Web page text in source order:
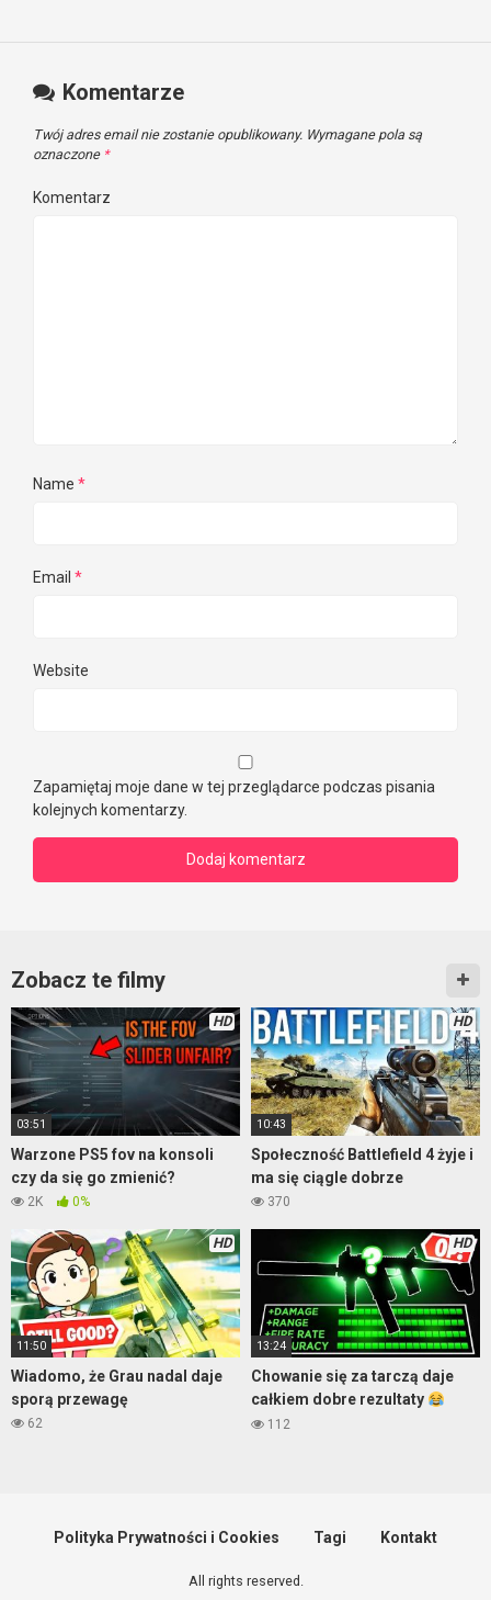
Komentarze
Twój adres email nie zostanie opublikowany. Wymagane pola są
oznaczone *
Komentarz
Name *
Email *
Website
Zapamiętaj moje dane w tej przeglądarce podczas pisania
kolejnych komentarzy.
Zobacz te filmy
HD
03:51
Warzone PS5 fov na konsoli
czy da się go zmienić?
2K 0%
HD
10:43
Społeczność Battlefield 4 żyje i
ma się ciągle dobrze
370
HD
11:50
Wiadomo, że Grau nadal daje
sporą przewagę
62
HD
13:24
Chowanie się za tarczą daje
całkiem dobre rezultaty
Warzone
112
Polityka Prywatności i Cookies Tagi Kontakt
All rights reserved.